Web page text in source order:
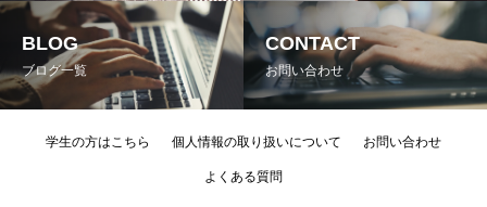
BLOG
ブログ一覧
CONTACT
お問い合わせ
学生の方はこちら 個人情報の取り扱いについて お問い合わせ
よくある質問